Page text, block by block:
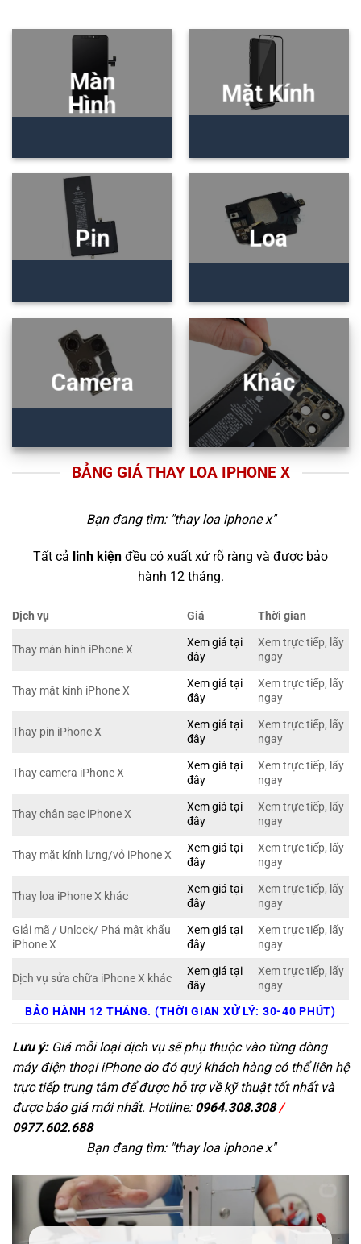
Màn
Hình
Mặt Kính
Pin Loa
Camera Khác
BẢNG GIÁ THAY LOA IPHONE X
Bạn đang tìm: "thay loa iphone x"
Tất cả linh kiện đều có xuất xứ rõ ràng và được bảo
hành 12 tháng.
Dịch vụ Giá Thời gian
Thay màn hình iPhone X
Xem giá tại
đây
Xem trực tiếp, lấy
ngay
Thay mặt kính iPhone X
Xem giá tại
đây
Xem trực tiếp, lấy
ngay
Thay pin iPhone X
Xem giá tại
đây
Xem trực tiếp, lấy
ngay
Thay camera iPhone X
Xem giá tại
đây
Xem trực tiếp, lấy
ngay
Thay chân sạc iPhone X
Xem giá tại
đây
Xem trực tiếp, lấy
ngay
Thay mặt kính lưng/vỏ iPhone X
Xem giá tại
đây
Xem trực tiếp, lấy
ngay
Thay loa iPhone X khác
Xem giá tại
đây
Xem trực tiếp, lấy
ngay
Giải mã / Unlock/ Phá mật khẩu
iPhone X
Xem giá tại
đây
Xem trực tiếp, lấy
ngay
Dịch vụ sửa chữa iPhone X khác
Xem giá tại
đây
Xem trực tiếp, lấy
ngay
BẢO HÀNH 12 THÁNG. (THỜI GIAN XỬ LÝ: 30-40 PHÚT)
Lưu ý:Giá mỗi loại dịch vụ sẽ phụ thuộc vào từng dòng
máy điện thoại iPhone do đó quý khách hàng có thể liên hệ
trực tiếp trung tâm để được hỗ trợ về kỹ thuật tốt nhất và
được báo giá mới nhất. Hotline: 0964.308.308/
0977.602.688
Bạn đang tìm: "thay loa iphone x"